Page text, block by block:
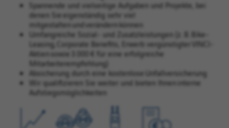
Spannende und vielseitige Aufgaben und Projekte, bei
denen Sie eigenständig sehr viel
mitgestalten und verändern können
Umfangreiche Sozial- und Zusatzleistungen (z. B. Bike-
Leasing, Corporate Benefits, Erwerb vergünstigter VINCI-
Aktien sowie 3.000 € für eine erfolgreiche
Mitarbeiterempfehlung)
Absicherung durch eine kostenlose Unfallversicherung
Wir qualifizieren Sie weiter und bieten Ihnen interne
Aufstiegsmöglichkeiten